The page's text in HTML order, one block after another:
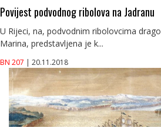
Povijest podvodnog ribolova na Jadranu
U Rijeci, na, podvodnim ribolovcima
Marina, predstavljena je k...
BN 207 | 20.11.2018